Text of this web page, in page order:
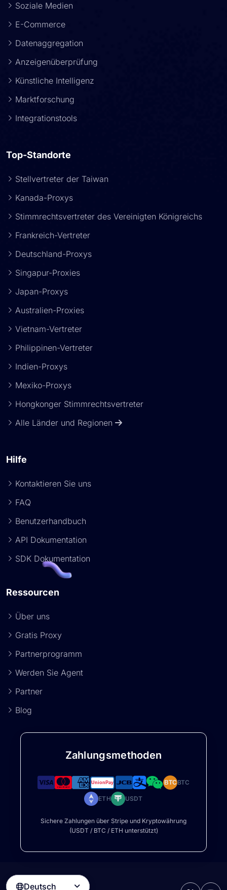
Soziale Medien
E-Commerce
Datenaggregation
Anzeigenüberprüfung
Künstliche Intelligenz
Marktforschung
Integrationstools
Top-Standorte
Stellvertreter der Taiwan
Kanada-Proxys
Stimmrechtsvertreter des Vereinigten Königreichs
Frankreich-Vertreter
Deutschland-Proxys
Singapur-Proxies
Japan-Proxys
Australien-Proxies
Vietnam-Vertreter
Philippinen-Vertreter
Indien-Proxys
Mexiko-Proxys
Hongkonger Stimmrechtsvertreter
Alle Länder und Regionen
Hilfe
Kontaktieren Sie uns
FAQ
Benutzerhandbuch
API Dokumentation
SDK Dokumentation
Ressourcen
Über uns
Gratis Proxy
Partnerprogramm
Werden Sie Agent
Partner
Blog
Zahlungsmethoden
BTCBTC
ETH USDT
Sichere Zahlungen über Stripe und Kryptowährung
(USDT / BTC / ETH unterstützt)
Deutsch 